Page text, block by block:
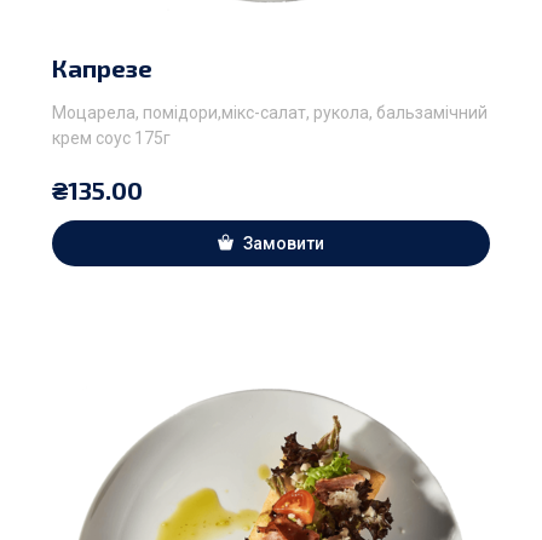
Капрезе
Моцарела, помідори,мікс-салат, рукола, бальзамічний
крем соус 175г
₴135.00
Замовити